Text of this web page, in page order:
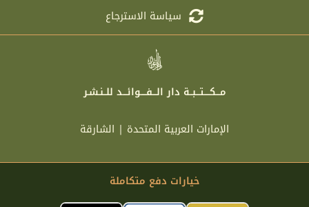
سياسة الاسترجاع
مـــكــــتـــبــة دار الـــفــــوائـــد للــنـشـر
الإمارات العربية المتحدة | الشارقة
خيارات دفع متكاملة